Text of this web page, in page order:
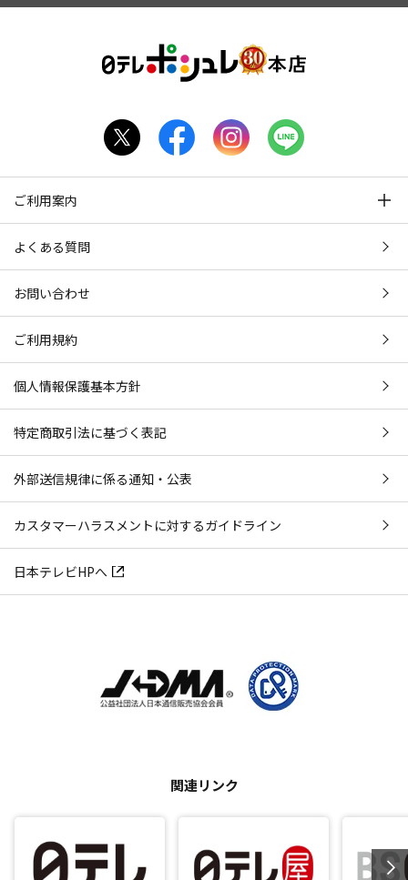
ご利用案内
よくある質問
お問い合わせ
ご利用規約
個人情報保護基本方針
特定商取引法に基づく表記
外部送信規律に係る通知・公表
カスタマーハラスメントに対するガイドライン
日本テレビHPへ
関連リンク